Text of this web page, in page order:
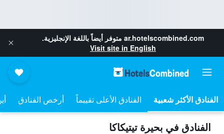
ar.hotelscombined.com متوفر أيضاً باللغة الإنجليزية.
Visit site in English
الفنادق الأعلى تقييماً أرخص الفنادق
الفنادق في بحيرة تيتيكاكا